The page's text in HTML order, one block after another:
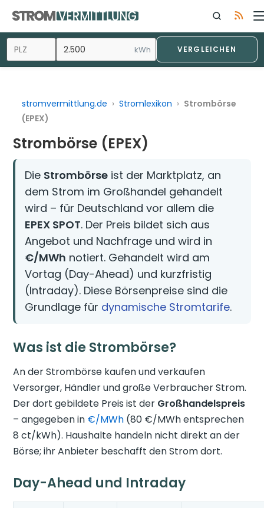
Inhalt
springen
kWh VERGLEICHEN
stromvermittlung.de › Stromlexikon › Strombörse
(EPEX)
Strombörse (EPEX)
Die Strombörse ist der Marktplatz, an
dem Strom im Großhandel gehandelt
wird – für Deutschland vor allem die
EPEX SPOT. Der Preis bildet sich aus
Angebot und Nachfrage und wird in
€/MWh notiert. Gehandelt wird am
Vortag (Day-Ahead) und kurzfristig
(Intraday). Diese Börsenpreise sind die
Grundlage für dynamische Stromtarife.
Was ist die Strombörse?
An der Strombörse kaufen und verkaufen
Versorger, Händler und große Verbraucher Strom.
Der dort gebildete Preis ist der Großhandelspreis
– angegeben in €/MWh (80 €/MWh entsprechen
8 ct/kWh). Haushalte handeln nicht direkt an der
Börse; ihr Anbieter beschafft den Strom dort.
Day-Ahead und Intraday